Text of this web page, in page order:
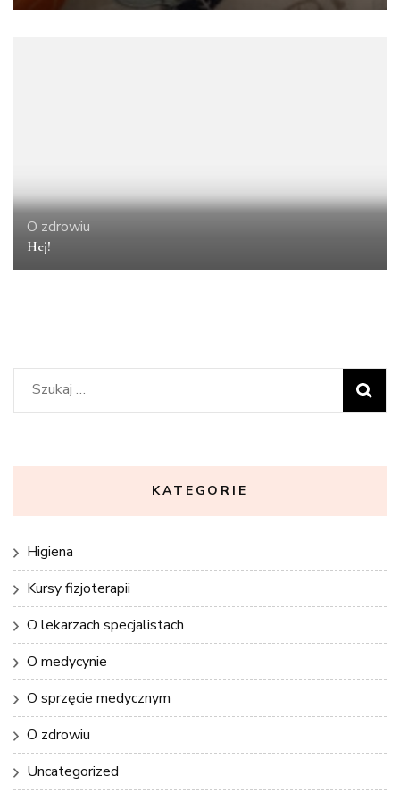
O zdrowiu
Hej!
Szukaj:
KATEGORIE
Higiena
Kursy fizjoterapii
O lekarzach specjalistach
O medycynie
O sprzęcie medycznym
O zdrowiu
Uncategorized